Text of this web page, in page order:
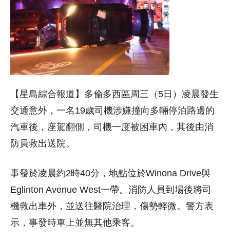
【星島綜合報道】多倫多西區周三（5日）凌晨發生
交通意外，一名19歲司機涉嫌撞向多輛停泊路邊的
汽車後，座駕翻側，司機一度被困車內，其後由消
防員救出送院。
事發於凌晨約2時40分，地點位於Winona Drive與
Eglinton Avenue West一帶。消防人員到場後將司
機救出車外，並送往醫院治理，傷勢輕微。警方表
示，事發時車上並無其他乘客。